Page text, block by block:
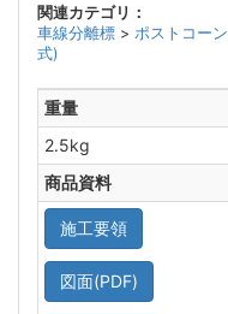
関連カテゴリ：
車線分離標 > ポストコーン
式)
重量
2.5kg
商品資料
施工要領
図面(PDF)